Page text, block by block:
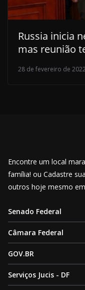
Russia inicia
mas reunião
28 de fevereiro de
Encontre um local
família! ou Cadastre
outros hoje mesmo
Senado Federal
Câmara Federal
GOV.BR
Serviços Jucis - DF